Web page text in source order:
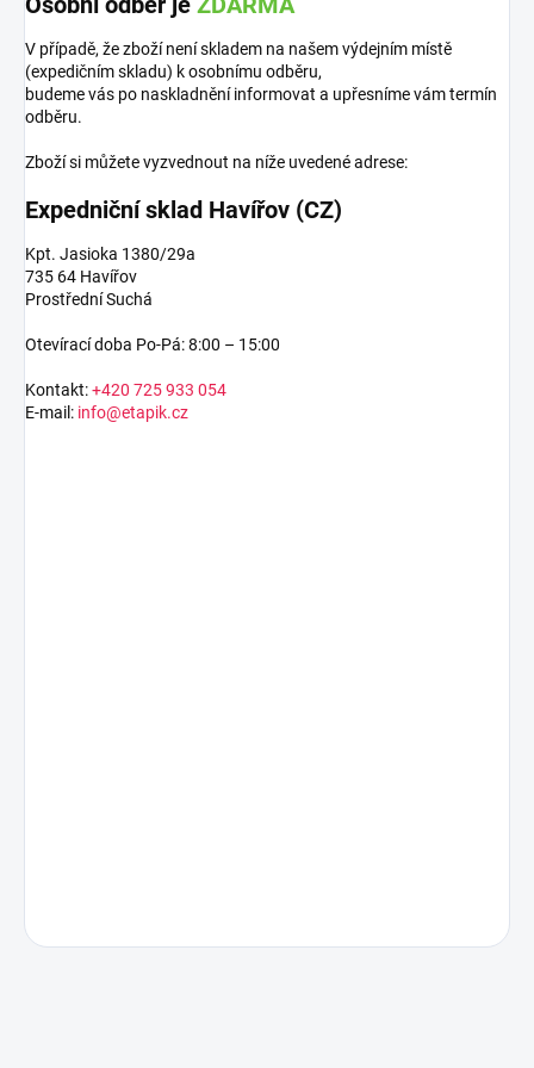
V případě, že zboží není skladem na našem výdejním místě
(expedičním skladu) k osobnímu odběru,
budeme vás po naskladnění informovat a upřesníme vám termín
odběru.
Zboží si můžete vyzvednout na níže uvedené adrese:
Expedniční sklad Havířov (CZ)
Kpt. Jasioka 1380/29a
735 64 Havířov
Prostřední Suchá
Otevírací doba Po-Pá: 8:00 – 15:00
Kontakt:+420 725 933 054
E-mail: info@etapik.cz